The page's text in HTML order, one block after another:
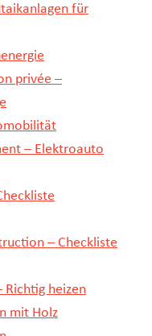
für
privée –
– Elektroauto
– Checkliste
heizen
mit Holz